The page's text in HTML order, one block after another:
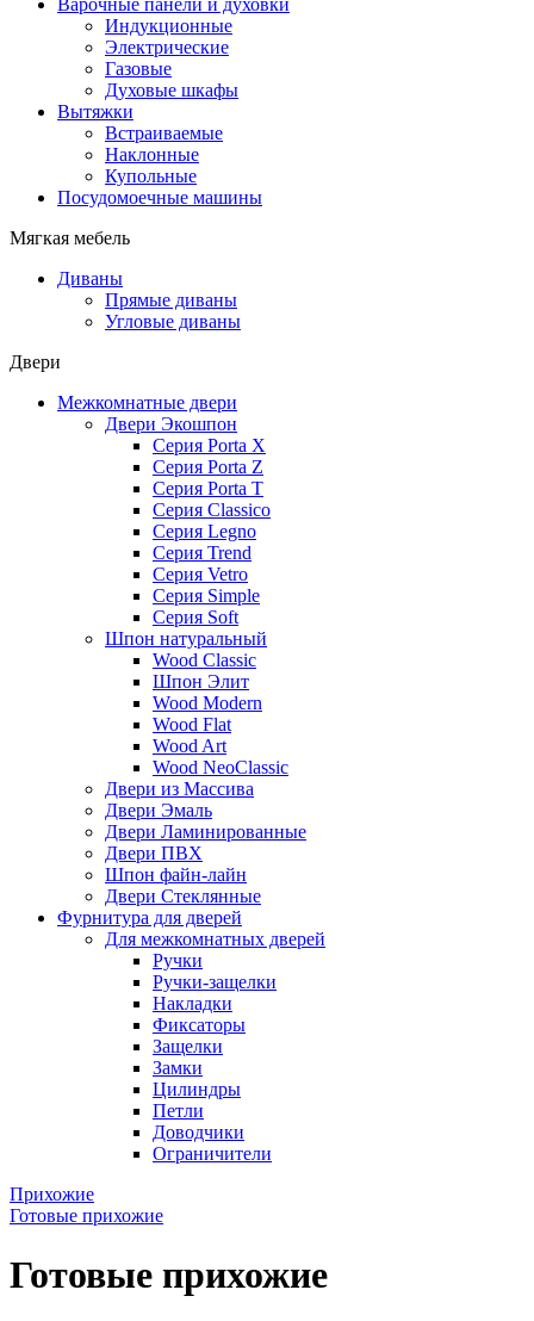
Варочные панели и духовки
Индукционные
Электрические
Газовые
Духовые шкафы
Вытяжки
Встраиваемые
Наклонные
Купольные
Посудомоечные машины
Мягкая мебель
Диваны
Прямые диваны
Угловые диваны
Двери
Межкомнатные двери
Двери Экошпон
Серия Porta X
Серия Porta Z
Серия Porta T
Серия Classico
Серия Legno
Серия Trend
Серия Vetro
Серия Simple
Серия Soft
Шпон натуральный
Wood Classic
Шпон Элит
Wood Modern
Wood Flat
Wood Art
Wood NeoClassic
Двери из Массива
Двери Эмаль
Двери Ламинированные
Двери ПВХ
Шпон файн-лайн
Двери Стеклянные
Фурнитура для дверей
Для межкомнатных дверей
Ручки
Ручки-защелки
Накладки
Фиксаторы
Защелки
Замки
Цилиндры
Петли
Доводчики
Ограничители
Прихожие
Готовые прихожие
Готовые прихожие